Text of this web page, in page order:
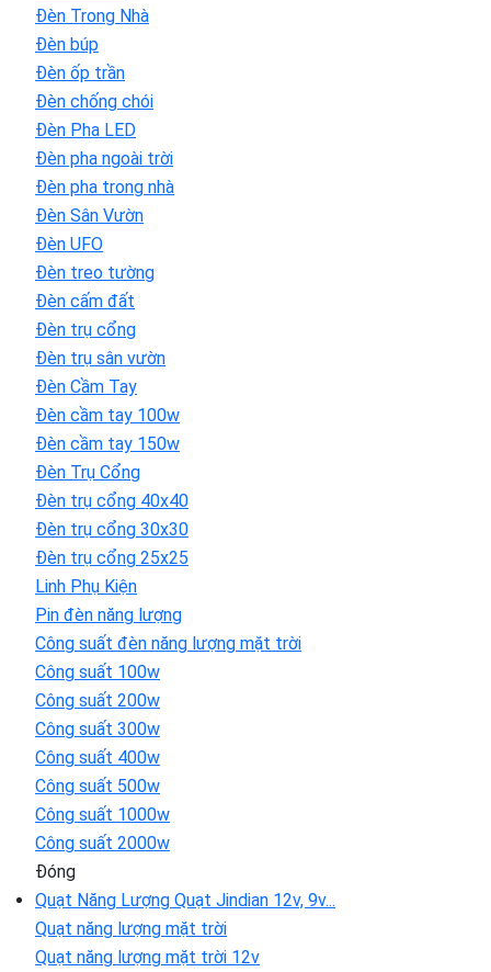
Đèn Trong Nhà
Đèn búp
Đèn ốp trần
Đèn chống chói
Đèn Pha LED
Đèn pha ngoài trời
Đèn pha trong nhà
Đèn Sân Vườn
Đèn UFO
Đèn treo tường
Đèn cấm đất
Đèn trụ cổng
Đèn trụ sân vườn
Đèn Cầm Tay
Đèn cầm tay 100w
Đèn cầm tay 150w
Đèn Trụ Cổng
Đèn trụ cổng 40x40
Đèn trụ cổng 30x30
Đèn trụ cổng 25x25
Linh Phụ Kiện
Pin đèn năng lượng
Công suất đèn năng lượng mặt trời
Công suất 100w
Công suất 200w
Công suất 300w
Công suất 400w
Công suất 500w
Công suất 1000w
Công suất 2000w
Đóng
Quạt Năng Lượng Quạt Jindian 12v, 9v...
Quạt năng lượng mặt trời
Quạt năng lượng mặt trời 12v